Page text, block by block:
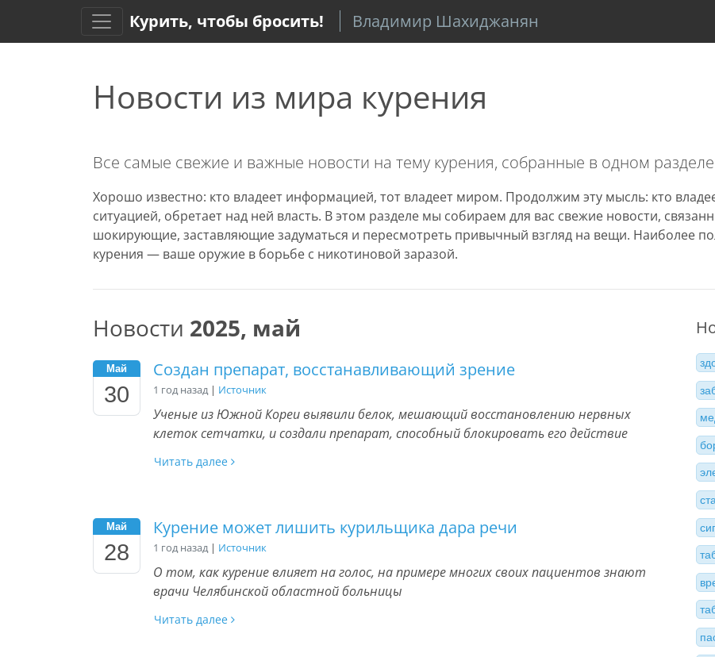
Курить, чтобы бросить! Владимир Шахиджанян
Новости из мира курения
Все самые свежие и важные новости на тему курения, собранные в одном
Хорошо известно: кто владеет информацией, тот владеет миром. Продолжим эту мысль: кто
ситуацией, обретает над ней власть. В этом разделе мы собираем для вас свежие новости,
шокирующие, заставляющие задуматься и пересмотреть привычный взгляд на вещи. Наиболее
курения — ваше оружие в борьбе с никотиновой заразой.
Новости 2025, май
Май
30
Создан препарат, восстанавливающий зрение
1 год назад | Источник
Ученые из Южной Кореи выявили белок, мешающий восстановлению нервных
клеток сетчатки, и создали препарат, способный блокировать его действие
Читать далее
Май
28
Курение может лишить курильщика дара речи
1 год назад | Источник
О том, как курение влияет на голос, на примере многих своих пациентов знают
врачи Челябинской областной больницы
Читать далее